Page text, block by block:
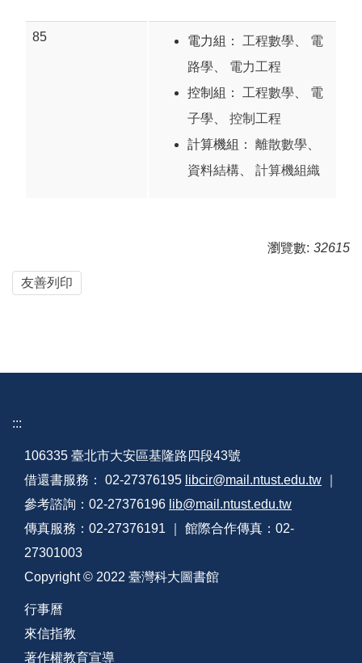
85 電力組： 工程數學
電
路學
電力工程
控制組： 工程數學
電
子學
控制工程
計算機組： 離散數學
資料結構
計算機組織
瀏覽數: 32615
友善列印
:::
106335 臺北市大安區基隆路四段43號
借還書服務： 02-27376195 libcir@mail.ntust.edu.tw
參考諮詢：02-27376196 lib@mail.ntust.edu.tw
傳真服務：02-27376191 ｜ 館際合作傳真：02-
27301003
Copyright © 2022 臺灣科大圖書館
行事曆
來信指教
著作權教育宣導